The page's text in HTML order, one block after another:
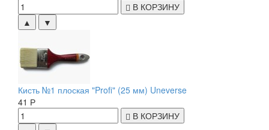
В КОРЗИНУ
▲
▼
Кисть №1 плоская "Profi" (25 мм) Uneverse
41 Р
В КОРЗИНУ